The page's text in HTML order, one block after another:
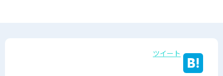
ツイート